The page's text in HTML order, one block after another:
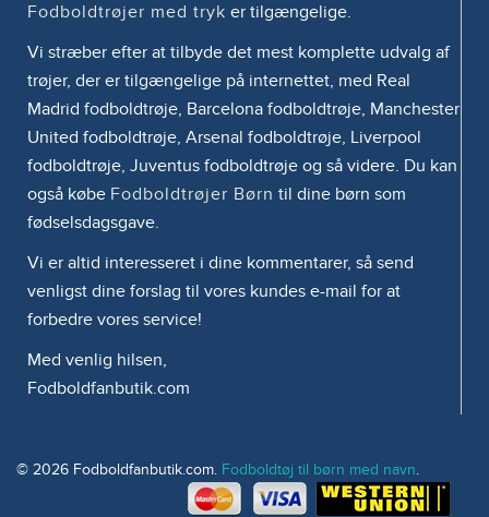
Fodboldtrøjer med tryk er tilgængelige.
Vi stræber efter at tilbyde det mest komplette udvalg af
trøjer, der er tilgængelige på internettet, med Real
Madrid fodboldtrøje, Barcelona fodboldtrøje, Manchester
United fodboldtrøje, Arsenal fodboldtrøje, Liverpool
fodboldtrøje, Juventus fodboldtrøje og så videre. Du kan
også købe Fodboldtrøjer Børn til dine børn som
fødselsdagsgave.
Vi er altid interesseret i dine kommentarer, så send
venligst dine forslag til vores kundes e-mail for at
forbedre vores service!
Med venlig hilsen,
Fodboldfanbutik.com
© 2026 Fodboldfanbutik.com. Fodboldtøj til børn med navn.